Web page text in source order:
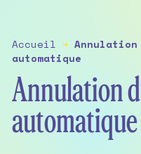
Accueil ➔ Annulation
automatique
Annulation
automatique